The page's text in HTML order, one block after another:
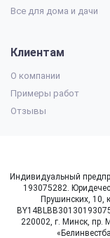
Все для дома и дачи
Клиентам
О компании
Примеры работ
Отзывы
Индивидуальный
193075282.
Прушинских, 10,
220002, г. Минск,